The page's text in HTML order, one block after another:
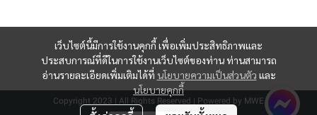
เว็บไซต์นี้มีการใช้งานคุกกี้ เพื่อเพิ่มประสิทธิภาพและ
ประสบการณ์ที่ดีในการใช้งานเว็บไซต์ของท่าน ท่านสามารถ
อ่านรายละเอียดเพิ่มเติมได้ที่ นโยบายความเป็นส่วนตัว และ
นโยบายคุกกี้
Copyright 2023 | All Rights Reserved | Powered by MWE